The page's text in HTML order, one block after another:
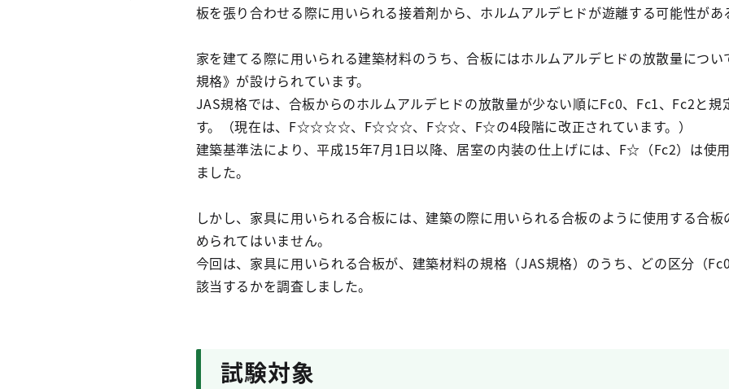
板を張り合わせる際に用いられる接着剤から、ホルムアルデヒドが遊離する可能性があ
家を建てる際に用いられる建築材料のうち、合板にはホルムアルデヒドの放散量につ
規格》が設けられています。
JAS規格では、合板からのホルムアルデヒドの放散量が少ない順にFc0、Fc1、Fc2と規
す。（現在は、F☆☆☆☆、F☆☆☆、F☆☆、F☆の4段階に改正されています。）
建築基準法により、平成15年7月1日以降、居室の内装の仕上げには、F☆（Fc2）は使
ました。
しかし、家具に用いられる合板には、建築の際に用いられる合板のように使用する合
められてはいません。
今回は、家具に用いられる合板が、建築材料の規格（JAS規格）のうち、どの区分（
該当するかを調査しました。
試験対象